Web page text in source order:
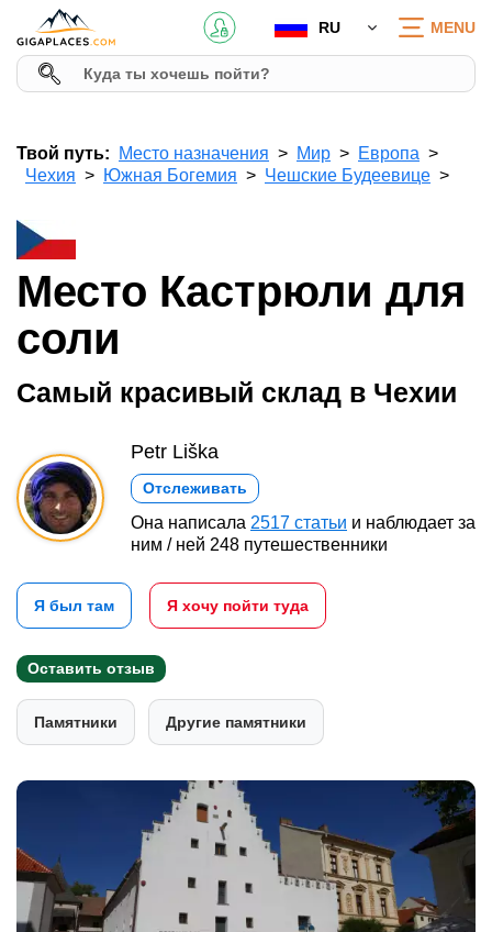
RU MENU
Твой путь: Место назначения Мир
Европа
Чехия
Южная Богемия Чешские Будеевице
Место Кастрюли для
соли
Самый красивый склад в Чехии
Petr Liška
Отслеживать
Она написала 2517 статьи и наблюдает за
ним / ней 248 путешественники
Я был там Я хочу пойти туда
Оставить отзыв
Памятники Другие памятники